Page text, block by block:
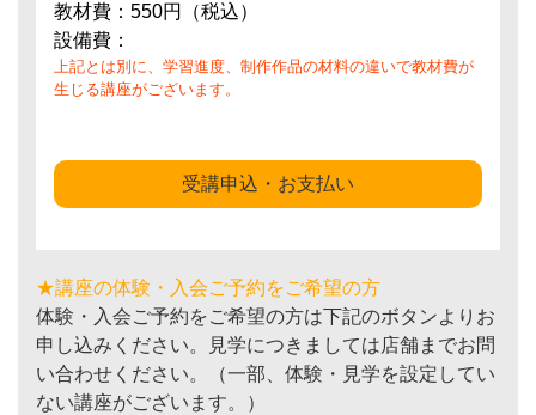
教材費：550円（税込）
設備費：
上記とは別に、学習進度、制作作品の材料の違いで教材費が
生じる講座がございます。
受講申込・お支払い
★講座の体験・入会ご予約をご希望の方
体験・入会ご予約をご希望の方は下記のボタンよりお
申し込みください。見学につきましては店舗までお問
い合わせください。（一部、体験・見学を設定してい
ない講座がございます。）